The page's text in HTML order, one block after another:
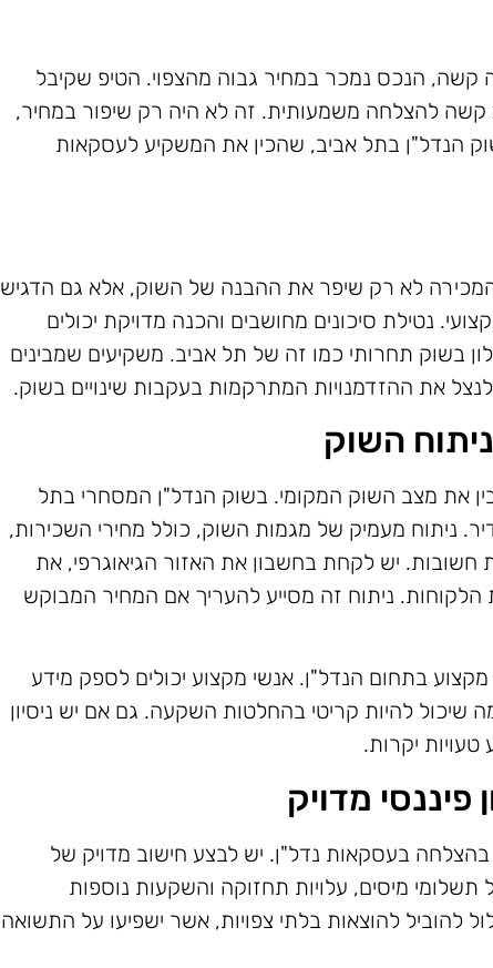
הנכס נמכר במחיר גבוה מהצפוי. הטיפ שקיבל
להצלחה משמעותית. זה לא היה רק שיפור במחיר,
הנדל"ן בתל אביב, שהכין את המשקיע לעסקאות
המכירה לא רק שיפר את ההבנה של השוק, אלא גם הדגיש
נטילת סיכונים מחושבים והכנה מדויקת יכולים
בשוק תחרותי כמו זה של תל אביב. משקיעים שמבינים
את ההזדמנויות המתרקמות בעקבות שינויים בשוק.
השוק
את מצב השוק המקומי. בשוק הנדל"ן המסחרי בתל
ניתוח מעמיק של מגמות השוק, כולל מחירי השכירות,
חשובות. יש לקחת בחשבון את האזור הגיאוגרפי, את
הלקוחות. ניתוח זה מסייע להעריך אם המחיר המבוקש
בתחום הנדל"ן. אנשי מקצוע יכולים לספק מידע
שיכול להיות קריטי בהחלטות השקעה. גם אם יש ניסיון
טעויות יקרות.
מדויק
בהצלחה בעסקאות נדל"ן. יש לבצע חישוב מדויק של
מיסים, עלויות תחזוקה והשקעות נוספות
להוביל להוצאות בלתי צפויות, אשר ישפיעו על התשואה